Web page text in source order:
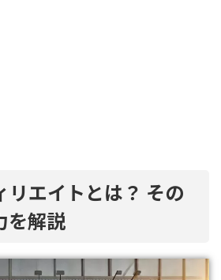
リエイトとは？ その
を解説